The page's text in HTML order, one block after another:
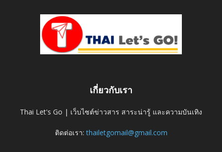
เกี่ยวกับเรา
Thai Let's Go | เว็บไซต์ข่าวสาร สาระน่ารู้ และความบันเทิง
ติดต่อเรา:thailetgomail@gmail.com